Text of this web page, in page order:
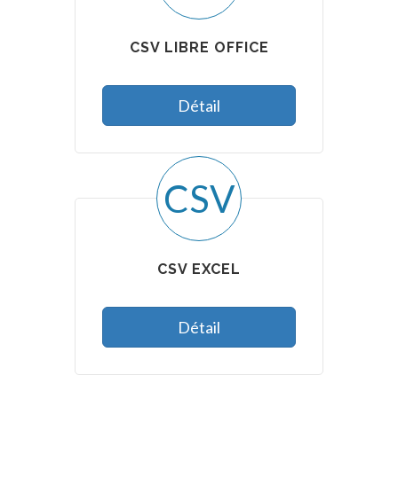
CSV LIBRE OFFICE
Détail
CSV
CSV EXCEL
Détail